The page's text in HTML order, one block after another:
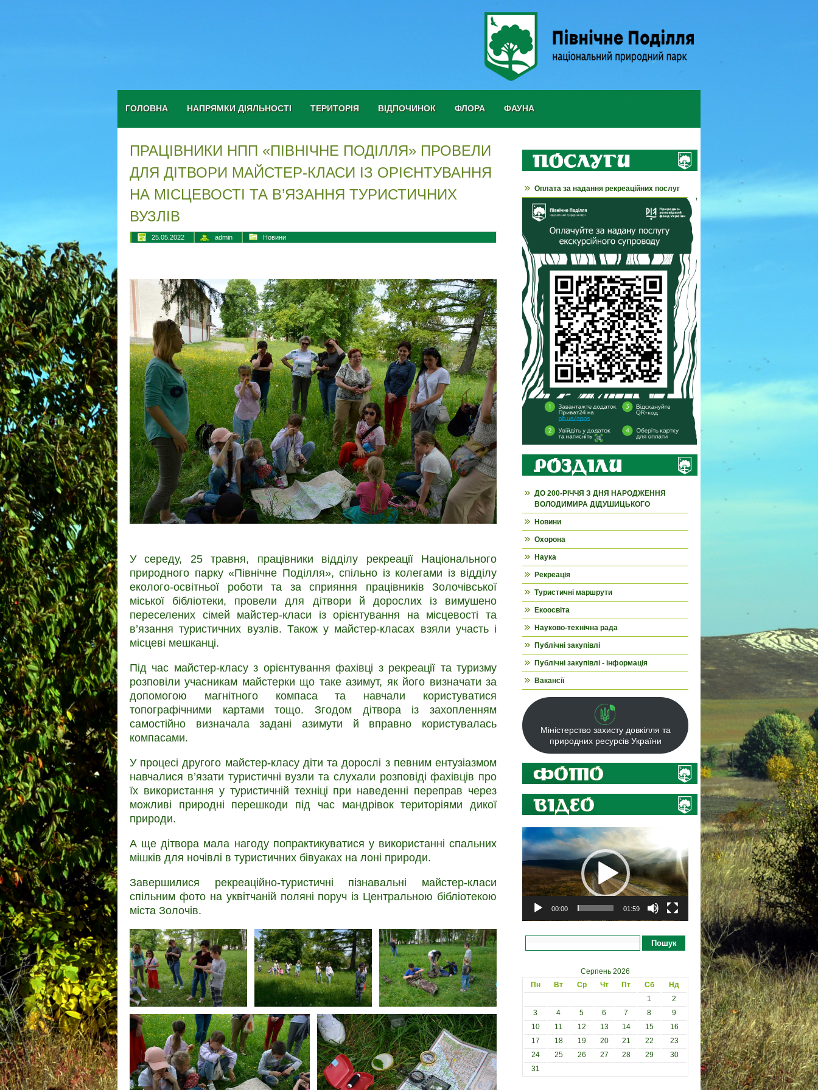
ГОЛОВНА НАПРЯМКИ ДІЯЛЬНОСТІ ТЕРИТОРІЯ ВІДПОЧИНОК ФЛОРА ФАУНА
ПРАЦІВНИКИ НПП «ПІВНІЧНЕ ПОДІЛЛЯ» ПРОВЕЛИ
ДЛЯ ДІТВОРИ МАЙСТЕР-КЛАСИ ІЗ ОРІЄНТУВАННЯ
НА МІСЦЕВОСТІ ТА В’ЯЗАННЯ ТУРИСТИЧНИХ
ВУЗЛІВ
25.05.2022 admin Новини
У середу, 25 травня, працівники відділу рекреації Національного
природного парку «Північне Поділля», спільно із колегами із відділу
еколого-освітньої роботи та за сприяння працівників Золочівської
міської бібліотеки, провели для дітвори й дорослих із вимушено
переселених сімей майстер-класи із орієнтування на місцевості та
в’язання туристичних вузлів. Також у майстер-класах взяли участь і
місцеві мешканці.
Під час майстер-класу з орієнтування фахівці з рекреації та туризму
розповіли учасникам майстерки що таке азимут, як його визначати за
допомогою магнітного компаса та навчали користуватися
топографічними картами тощо. Згодом дітвора із захопленням
самостійно визначала задані азимути й вправно користувалась
компасами.
У процесі другого майстер-класу діти та дорослі з певним ентузіазмом
навчалися в’язати туристичні вузли та слухали розповіді фахівців про
їх використання у туристичній техніці при наведенні переправ через
можливі природні перешкоди під час мандрівок територіями дикої
природи.
А ще дітвора мала нагоду попрактикуватися у використанні спальних
мішків для ночівлі в туристичних бівуаках на лоні природи.
Завершилися рекреаційно-туристичні пізнавальні майстер-класи
спільним фото на уквітчаній поляні поруч із Центральною бібліотекою
міста Золочів.
Оплата за надання рекреаційних послуг
ДО 200-РІЧЧЯ З ДНЯ НАРОДЖЕННЯ
ВОЛОДИМИРА ДІДУШИЦЬКОГО
Новини
Охорона
Наука
Рекреація
Туристичні маршрути
Екоосвіта
Науково-технічна рада
Публічні закупівлі
Публічні закупівлі - інформація
Вакансії
Міністерство захисту довкілля та
природних ресурсів України
Відеопрогравач
00:00 01:59
Пошук
Серпень 2026
Пн
Вт Ср Чт Пт Сб
Нд
1
2
3
4 5 6 7 8
9
10
11 12 13 14 15
16
17
18 19 20 21 22
23
24
25 26 27 28 29
30
31